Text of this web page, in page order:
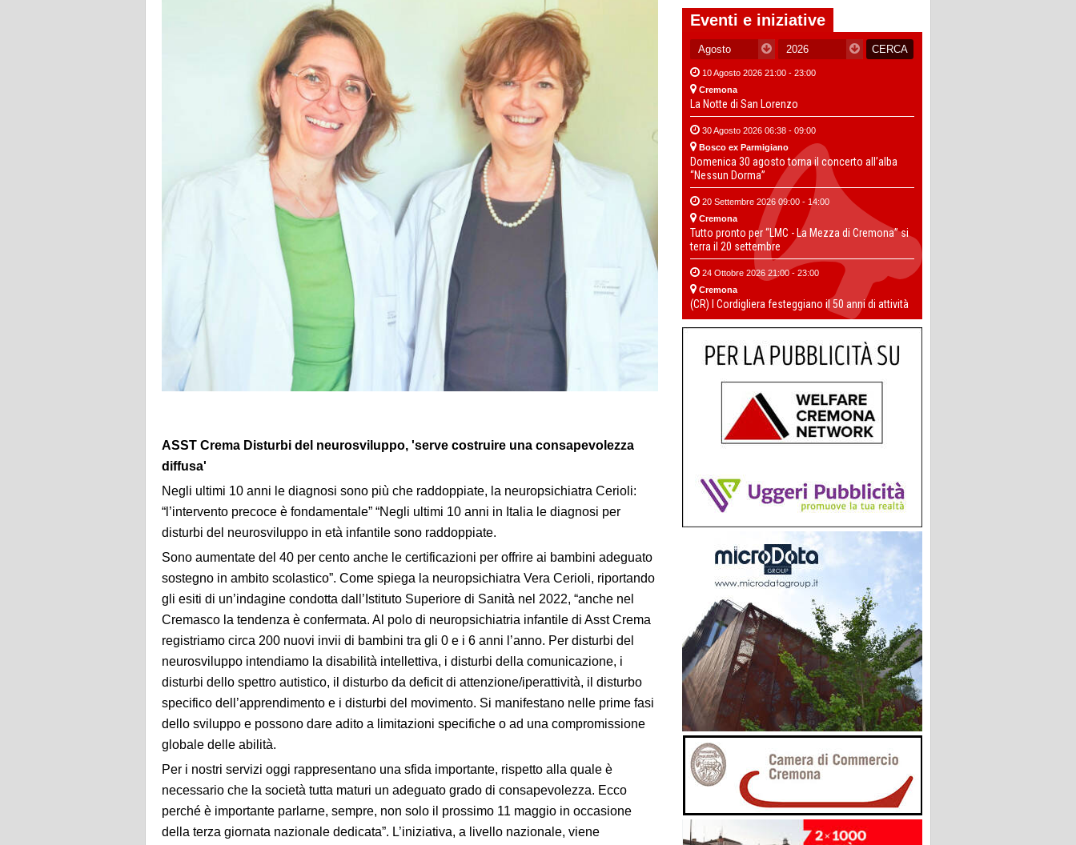
ASST Crema Disturbi del neurosviluppo, 'serve costruire una consapevolezza
diffusa'
Negli ultimi 10 anni le diagnosi sono più che raddoppiate, la neuropsichiatra Cerioli:
“l’intervento precoce è fondamentale” “Negli ultimi 10 anni in Italia le diagnosi per
disturbi del neurosviluppo in età infantile sono raddoppiate.
Sono aumentate del 40 per cento anche le certificazioni per offrire ai bambini adeguato
sostegno in ambito scolastico”. Come spiega la neuropsichiatra Vera Cerioli, riportando
gli esiti di un’indagine condotta dall’Istituto Superiore di Sanità nel 2022, “anche nel
Cremasco la tendenza è confermata. Al polo di neuropsichiatria infantile di Asst Crema
registriamo circa 200 nuovi invii di bambini tra gli 0 e i 6 anni l’anno. Per disturbi del
neurosviluppo intendiamo la disabilità intellettiva, i disturbi della comunicazione, i
disturbi dello spettro autistico, il disturbo da deficit di attenzione/iperattività, il disturbo
specifico dell’apprendimento e i disturbi del movimento. Si manifestano nelle prime fasi
dello sviluppo e possono dare adito a limitazioni specifiche o ad una compromissione
globale delle abilità.
Per i nostri servizi oggi rappresentano una sfida importante, rispetto alla quale è
necessario che la società tutta maturi un adeguato grado di consapevolezza. Ecco
perché è importante parlarne, sempre, non solo il prossimo 11 maggio in occasione
della terza giornata nazionale dedicata”. L’iniziativa, a livello nazionale, viene
Eventi e iniziative
10 Agosto 2026 21:00 - 23:00
Cremona
La Notte di San Lorenzo
30 Agosto 2026 06:38 - 09:00
Bosco ex Parmigiano
Domenica 30 agosto torna il concerto all’alba
“Nessun Dorma”
20 Settembre 2026 09:00 - 14:00
Cremona
Tutto pronto per “LMC - La Mezza di Cremona” si
terra il 20 settembre
24 Ottobre 2026 21:00 - 23:00
Cremona
(CR) I Cordigliera festeggiano il 50 anni di attività